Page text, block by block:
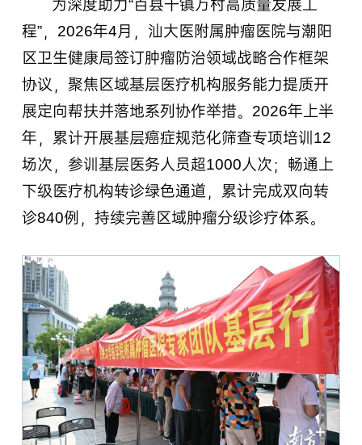
为深度助力“百县千镇万村高质量发展工
程”，2026年4月，汕大医附属肿瘤医院与潮阳
区卫生健康局签订肿瘤防治领域战略合作框架
协议，聚焦区域基层医疗机构服务能力提质开
展定向帮扶并落地系列协作举措。2026年上半
年，累计开展基层癌症规范化筛查专项培训12
场次，参训基层医务人员超1000人次；畅通上
下级医疗机构转诊绿色通道，累计完成双向转
诊840例，持续完善区域肿瘤分级诊疗体系。